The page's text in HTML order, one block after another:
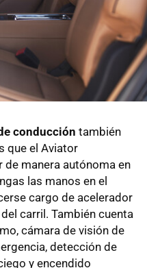
conducción también
que el Aviator
manera autónoma en
las manos en el
cargo de acelerador
carril. También cuenta
cámara de visión de
detección de
y encendido